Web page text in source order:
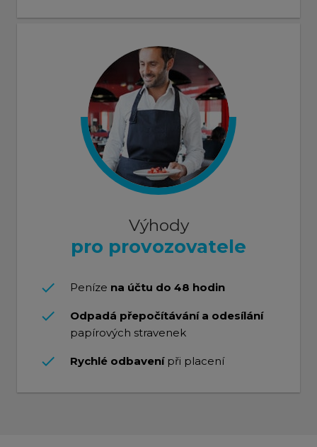
Výhody
pro provozovatele
done Peníze na účtu do 48 hodin
done
Odpadá přepočítávání a odesílání
papírových stravenek
done Rychlé odbavenípři placení